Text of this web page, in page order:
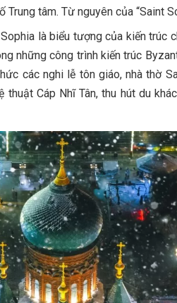
Trung tâm. Từ nguyên của “Saint
là biểu tượng của kiến trúc
những công trình kiến trúc
các nghi lễ tôn giáo, nhà thờ
thuật Cáp Nhĩ Tân, thu hút du